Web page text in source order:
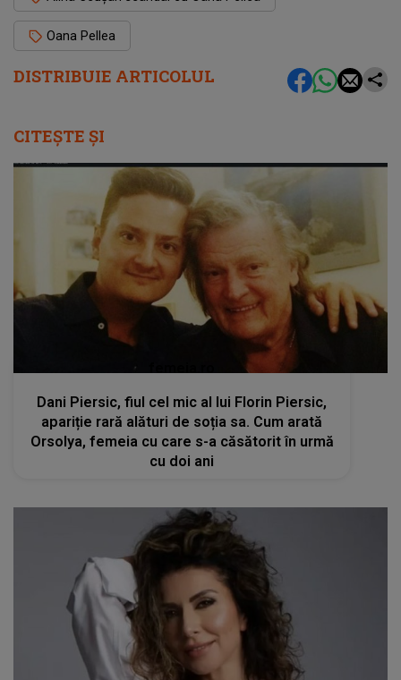
DISTRIBUIE ARTICOLUL
Oana Pellea
CITEȘTE ȘI
Dani Piersic, fiul cel mic al lui Florin Piersic,
apariție rară alături de soția sa. Cum arată
Orsolya, femeia cu care s-a căsătorit în urmă
cu doi ani